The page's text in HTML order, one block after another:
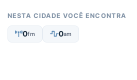
NESTA CIDADE VOCÊ ENCONTRA
0fm 0am